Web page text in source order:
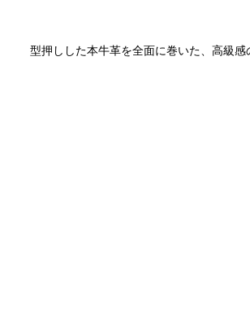
型押しした本牛革を全面に巻いた、高級感